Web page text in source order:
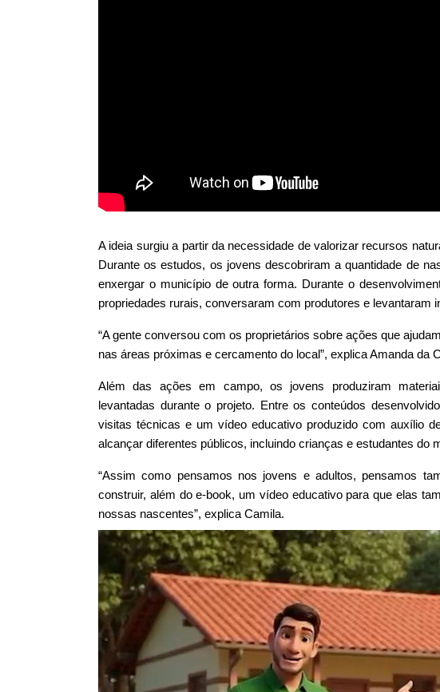
A ideia surgiu a partir da necessidade de valorizar recursos
Durante os estudos, os jovens descobriram a quantidade de
enxergar o município de outra forma. Durante o
propriedades rurais, conversaram com produtores e levantaram
“A gente conversou com os proprietários sobre ações que
nas áreas próximas e cercamento do local”, explica Amanda da
Além das ações em campo, os jovens produziram
levantadas durante o projeto. Entre os conteúdos
visitas técnicas e um vídeo educativo produzido com auxílio
alcançar diferentes públicos, incluindo crianças e estudantes do
“Assim como pensamos nos jovens e adultos, pensamos
construir, além do e-book, um vídeo educativo para que elas
nossas nascentes”, explica Camila.